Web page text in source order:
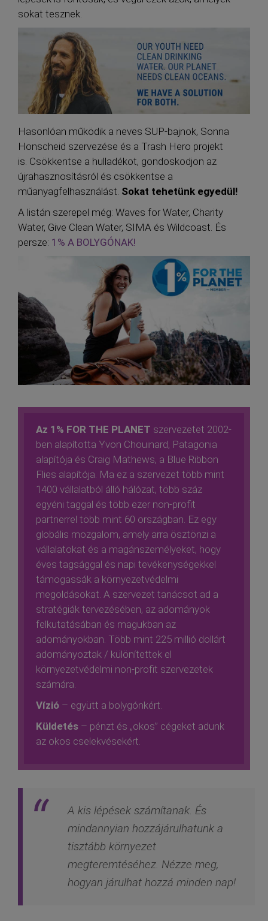
sokat tesznek.
Hasonlóan működik a neves SUP-bajnok, Sonna
Honscheid szervezése és a Trash Hero projekt
is. Csökkentse a hulladékot, gondoskodjon az
újrahasznosításról és csökkentse a
műanyagfelhasználást. Sokat tehetünk egyedül!
A listán szerepel még: Waves for Water, Charity
Water, Give Clean Water, SIMA és Wildcoast. És
persze: 1% A BOLYGÓNAK!
Az 1% FOR THE PLANET szervezetet 2002-
ben alapította Yvon Chouinard, Patagonia
alapítója és Craig Mathews, a Blue Ribbon
Flies alapítója. Ma ez a szervezet több mint
1400 vállalatból álló hálózat, több száz
egyéni taggal és több ezer non-profit
partnerrel több mint 60 országban. Ez egy
globális mozgalom, amely arra ösztönzi a
vállalatokat és a magánszemélyeket, hogy
éves tagsággal és napi tevékenységekkel
támogassák a környezetvédelmi
megoldásokat. A szervezet tanácsot ad a
stratégiák tervezésében, az adományok
felkutatásában és magukban az
adományokban. Több mint 225 millió dollárt
adományoztak / különítettek el
környezetvédelmi non-profit szervezetek
számára.
Vízió – együtt a bolygónkért.
Küldetés – pénzt és „okos” cégeket adunk
az okos cselekvésekért.
A kis lépések számítanak. És
mindannyian hozzájárulhatunk a
tisztább környezet
megteremtéséhez. Nézze meg,
hogyan járulhat hozzá minden nap!